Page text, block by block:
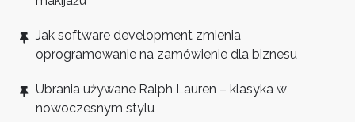
Jak software development zmienia
oprogramowanie na zamówienie dla biznesu
Ubrania używane Ralph Lauren – klasyka w
nowoczesnym stylu